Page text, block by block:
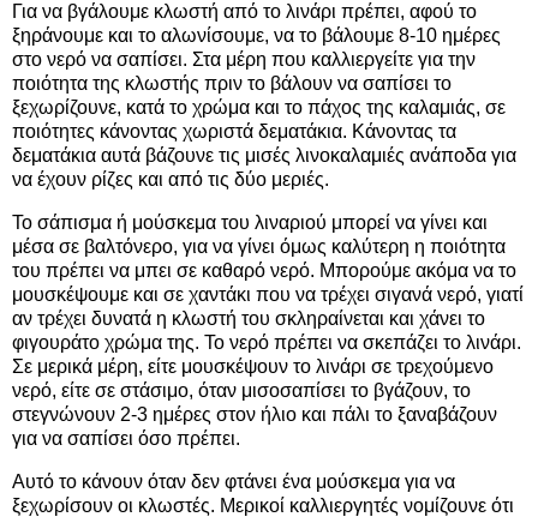
Για να βγάλουμε κλωστή από το λινάρι πρέπει, αφού το
ξηράνουμε και το αλωνίσουμε, να το βάλουμε 8-10 ημέρες
στο νερό να σαπίσει. Στα μέρη που καλλιεργείτε για την
ποιότητα της κλωστής πριν το βάλουν να σαπίσει το
ξεχωρίζουνε, κατά το χρώμα και το πάχος της καλαμιάς, σε
ποιότητες κάνοντας χωριστά δεματάκια. Κάνοντας τα
δεματάκια αυτά βάζουνε τις μισές λινοκαλαμιές ανάποδα για
να έχουν ρίζες και από τις δύο μεριές.
Το σάπισμα ή μούσκεμα του λιναριού μπορεί να γίνει και
μέσα σε βαλτόνερο, για να γίνει όμως καλύτερη η ποιότητα
του πρέπει να μπει σε καθαρό νερό. Μπορούμε ακόμα να το
μουσκέψουμε και σε χαντάκι που να τρέχει σιγανά νερό, γιατί
αν τρέχει δυνατά η κλωστή του σκληραίνεται και χάνει το
φιγουράτο χρώμα της. Το νερό πρέπει να σκεπάζει το λινάρι.
Σε μερικά μέρη, είτε μουσκέψουν το λινάρι σε τρεχούμενο
νερό, είτε σε στάσιμο, όταν μισοσαπίσει το βγάζουν, το
στεγνώνουν 2-3 ημέρες στον ήλιο και πάλι το ξαναβάζουν
για να σαπίσει όσο πρέπει.
Αυτό το κάνουν όταν δεν φτάνει ένα μούσκεμα για να
ξεχωρίσουν οι κλωστές. Μερικοί καλλιεργητές νομίζουνε ότι